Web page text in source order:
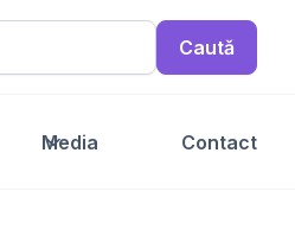
Media Contact